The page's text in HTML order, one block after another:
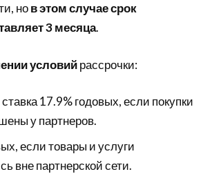
нов этом случае срок
3 месяца.
условийрассрочки:
17.9% годовых, если покупки
у партнеров.
если товары и услуги
вне партнерской сети.